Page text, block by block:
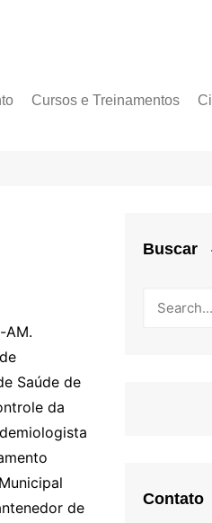
Cursos e Treinamentos
AM.
Saúde de
da
de
Buscar
Contato